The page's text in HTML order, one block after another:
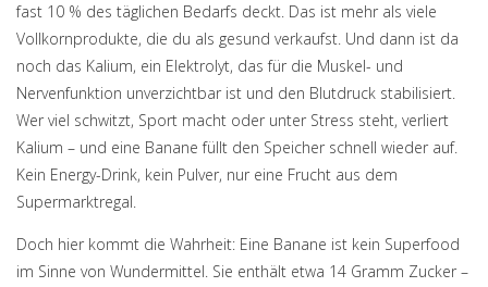
fast 10 % des täglichen Bedarfs deckt. Das ist mehr als viele
Vollkornprodukte, die du als gesund verkaufst. Und dann ist da
noch das Kalium, ein Elektrolyt, das für die Muskel- und
Nervenfunktion unverzichtbar ist und den Blutdruck stabilisiert.
Wer viel schwitzt, Sport macht oder unter Stress steht, verliert
Kalium – und eine Banane füllt den Speicher schnell wieder auf.
Kein Energy-Drink, kein Pulver, nur eine Frucht aus dem
Supermarktregal.
Doch hier kommt die Wahrheit: Eine Banane ist kein Superfood
im Sinne von Wundermittel. Sie enthält etwa 14 Gramm Zucker –